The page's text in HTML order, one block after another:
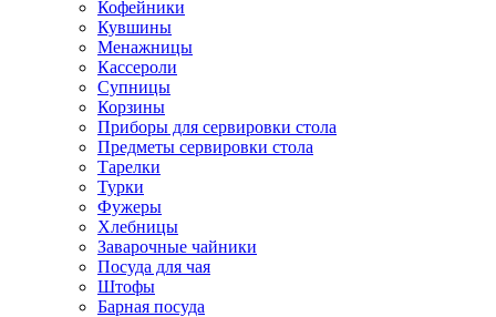
Кофейники
Кувшины
Менажницы
Кассероли
Супницы
Корзины
Приборы для сервировки стола
Предметы сервировки стола
Тарелки
Турки
Фужеры
Хлебницы
Заварочные чайники
Посуда для чая
Штофы
Барная посуда